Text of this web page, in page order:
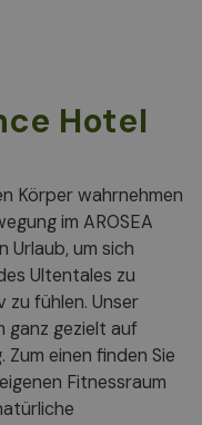
Hotel
Körper wahrnehmen
im AROSEA
Urlaub, um sich
Ultentales zu
fühlen. Unser
ganz gezielt auf
einen finden Sie
Fitnessraum